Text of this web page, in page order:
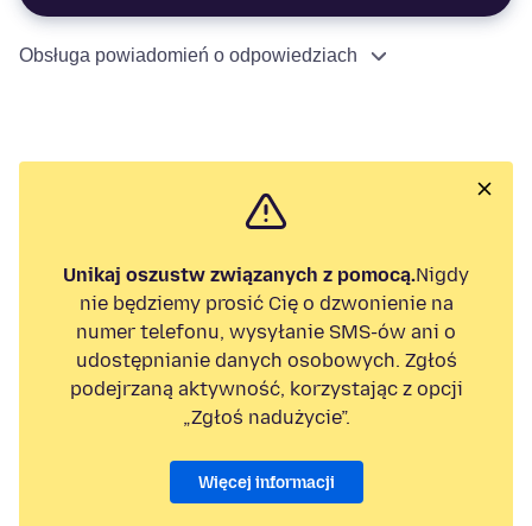
Obsługa powiadomień o odpowiedziach
Unikaj oszustw związanych z pomocą.Nigdy
nie będziemy prosić Cię o dzwonienie na
numer telefonu, wysyłanie SMS-ów ani o
udostępnianie danych osobowych. Zgłoś
podejrzaną aktywność, korzystając z opcji
„Zgłoś nadużycie”.
Więcej informacji